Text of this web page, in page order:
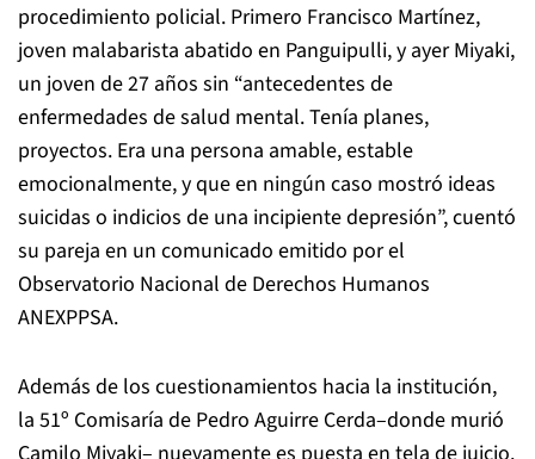
procedimiento policial. Primero Francisco Martínez,
joven malabarista abatido en Panguipulli, y ayer Miyaki,
un joven de 27 años sin “antecedentes de
enfermedades de salud mental. Tenía planes,
proyectos. Era una persona amable, estable
emocionalmente, y que en ningún caso mostró ideas
suicidas o indicios de una incipiente depresión”, cuentó
su pareja en un comunicado emitido por el
Observatorio Nacional de Derechos Humanos
ANEXPPSA.
Además de los cuestionamientos hacia la institución,
la 51º Comisaría de Pedro Aguirre Cerda–donde murió